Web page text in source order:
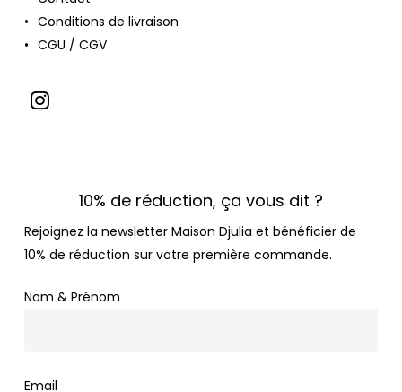
Conditions de livraison
CGU / CGV
10% de réduction, ça vous dit ?
Rejoignez la newsletter Maison Djulia et bénéficier de
10% de réduction sur votre première commande.
Nom & Prénom
Email